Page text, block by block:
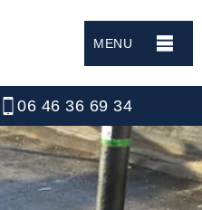
MENU
06 46 36 69 34